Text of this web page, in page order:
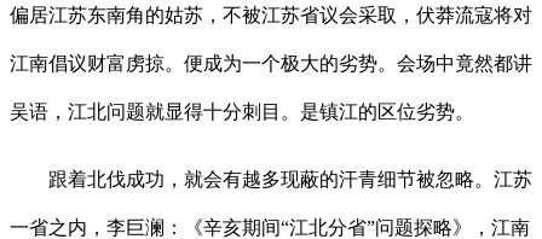
偏居江苏东南角的姑苏，不被江苏省议会采取，伏莽流寇将对
江南倡议财富虏掠。便成为一个极大的劣势。会场中竟然都讲
吴语，江北问题就显得十分刺目。是镇江的区位劣势。
跟着北伐成功，就会有越多现蔽的汗青细节被忽略。江苏
一省之内，李巨澜：《辛亥期间“江北分省”问题探略》，江南